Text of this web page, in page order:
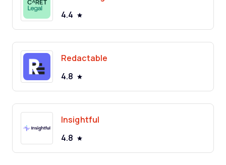
4.4
Redactable
4.8
Insightful
4.8